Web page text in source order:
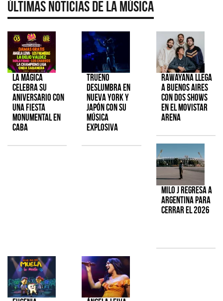
Últimas Noticias de la Música
La Mágica
celebra su
aniversario con
una fiesta
monumental en
CABA
TRUENO
deslumbra en
Nueva York y
Japón con su
música
explosiva
Rawayana llega
a Buenos Aires
con dos shows
en el Movistar
Arena
Milo J regresa a
Argentina para
cerrar el 2026